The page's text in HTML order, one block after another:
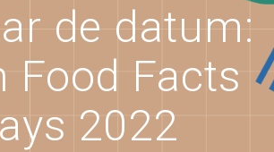
de datum:
Food Facts
2022